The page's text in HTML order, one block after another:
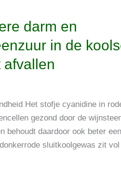
darm en
in de
afvallen
Het stofje cyanidine in
gezond door de
behoudt daardoor ook beter
sluitkoolgewas zit